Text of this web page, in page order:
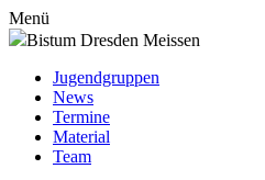
Menü
Bistum Dresden Meissen
Jugendgruppen
News
Termine
Material
Team